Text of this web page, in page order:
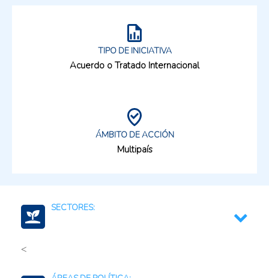
TIPO DE INICIATIVA
Acuerdo o Tratado Internacional
ÁMBITO DE ACCIÓN
Multipaís
SECTORES:
<